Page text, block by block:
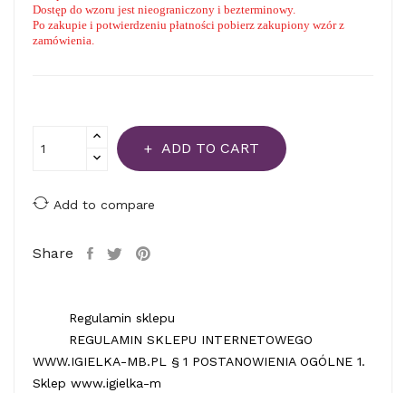
Dostęp do wzoru jest nieograniczony i bezterminowy.
Po zakupie i potwierdzeniu płatności pobierz zakupiony wzór z
zamówienia.
ADD TO CART
Add to compare
Share
Regulamin sklepu
REGULAMIN SKLEPU INTERNETOWEGO
WWW.IGIELKA-MB.PL § 1 POSTANOWIENIA OGÓLNE 1.
Sklep www.igielka-m